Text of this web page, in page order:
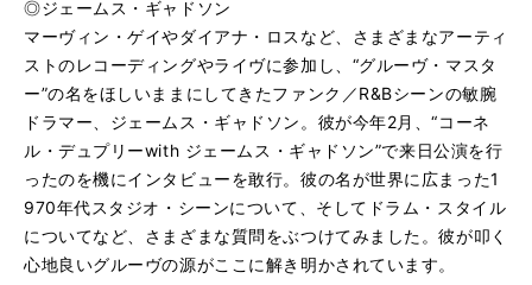
◎ジェームス・ギャドソン
マーヴィン・ゲイやダイアナ・ロスなど、さまざまなアーティ
ストのレコーディングやライヴに参加し、“グルーヴ・マスタ
ー”の名をほしいままにしてきたファンク／R&Bシーンの敏腕
ドラマー、ジェームス・ギャドソン。彼が今年2月、“コーネ
ル・デュプリーwith ジェームス・ギャドソン”で来日公演を行
ったのを機にインタビューを敢行。彼の名が世界に広まった1
970年代スタジオ・シーンについて、そしてドラム・スタイル
についてなど、さまざまな質問をぶつけてみました。彼が叩く
心地良いグルーヴの源がここに解き明かされています。